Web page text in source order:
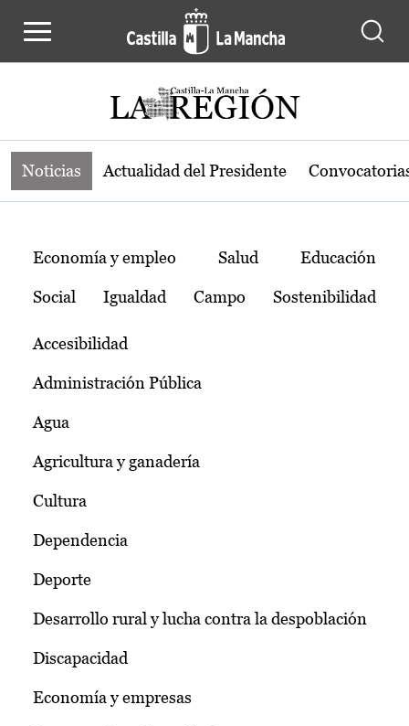
Noticias de la región de Castilla-La
Noticias Actualidad del Presidente
Temas
Economía y empleo Salud Educación
Social Igualdad Campo Sostenibilidad
Accesibilidad
Administración Pública
Agua
Agricultura y ganadería
Cultura
Dependencia
Deporte
Desarrollo rural y lucha contra la despoblación
Discapacidad
Economía y empresas